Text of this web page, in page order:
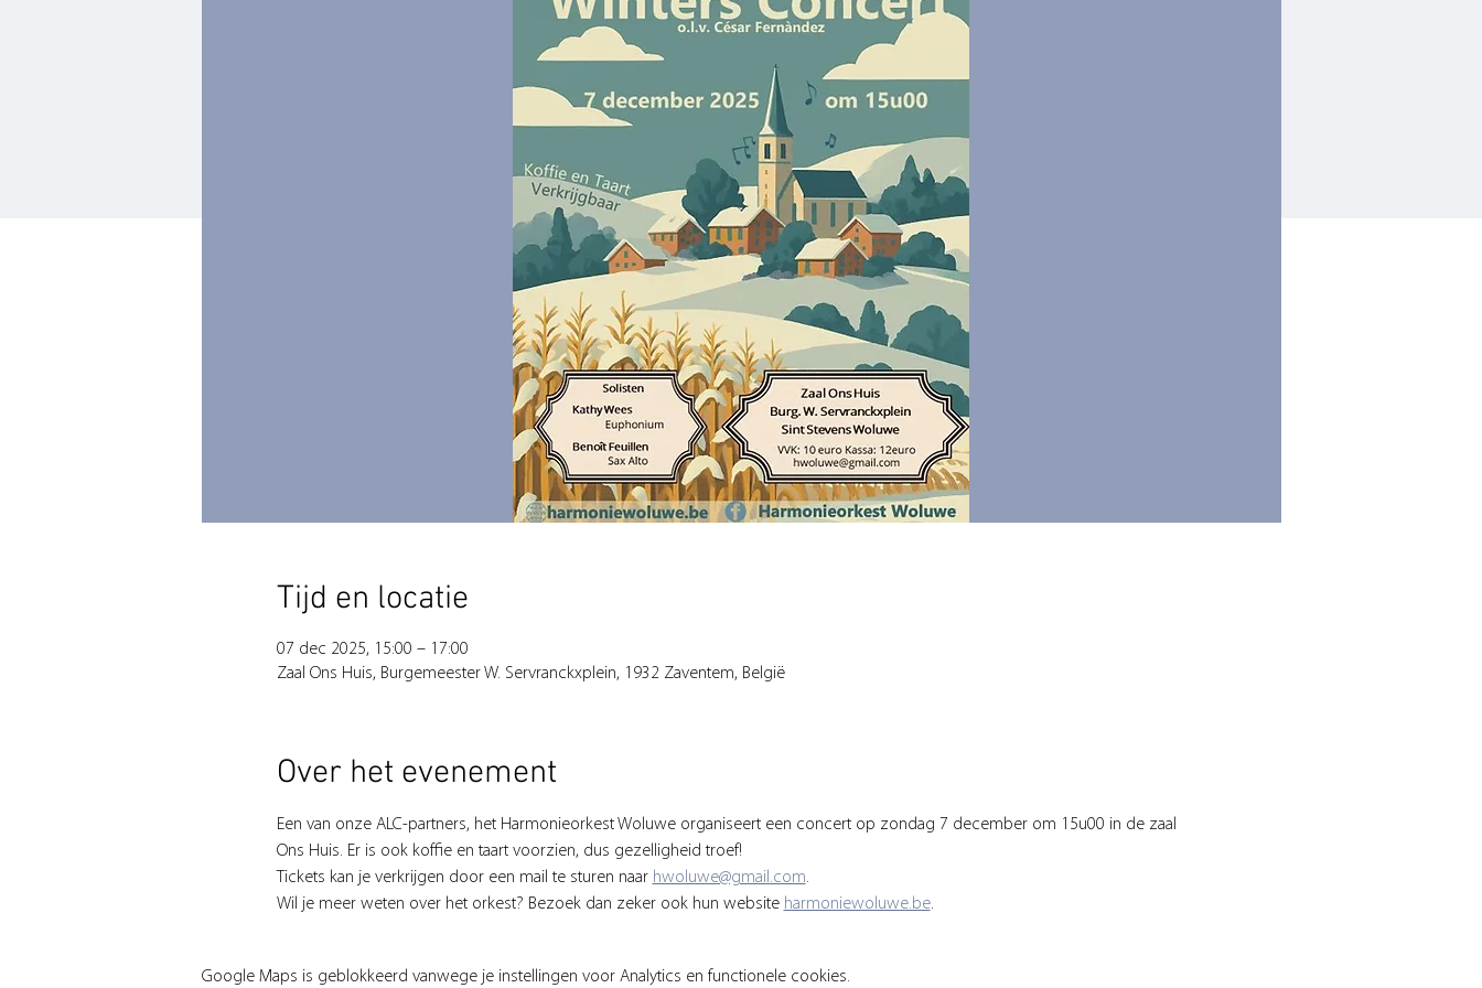
Tijd en locatie
07 dec 2025, 15:00 – 17:00
Zaal Ons Huis, Burgemeester W. Servranckxplein, 1932 Zaventem, België
Over het evenement
Een van onze ALC-partners, het Harmonieorkest Woluwe organiseert een concert op zondag 7 december om 15u00 in de zaal
Ons Huis. Er is ook koffie en taart voorzien, dus gezelligheid troef!
Tickets kan je verkrijgen door een mail te sturen naar hwoluwe@gmail.com.
Wil je meer weten over het orkest? Bezoek dan zeker ook hun website harmoniewoluwe.be.
Google Maps is geblokkeerd vanwege je instellingen voor Analytics en functionele cookies.